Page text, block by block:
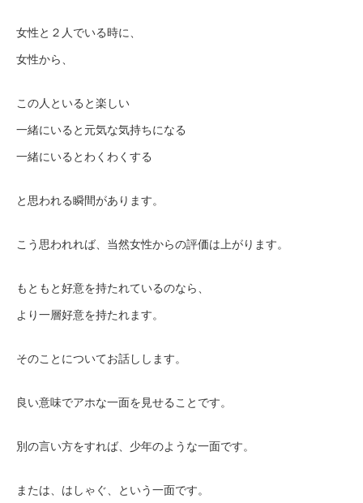
女性と２人でいる時に、
女性から、
この人といると楽しい
一緒にいると元気な気持ちになる
一緒にいるとわくわくする
と思われる瞬間があります。
こう思われれば、当然女性からの評価は上がります。
もともと好意を持たれているのなら、
より一層好意を持たれます。
そのことについてお話しします。
良い意味でアホな一面を見せることです。
別の言い方をすれば、少年のような一面です。
または、はしゃぐ、という一面です。